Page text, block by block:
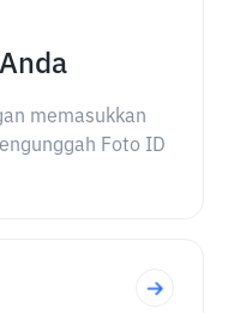
memasukkan
Foto ID